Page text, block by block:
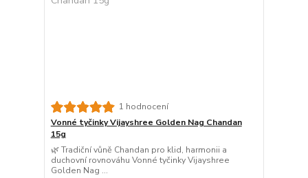
1 hodnocení
Vonné tyčinky Vijayshree Golden Nag Chandan
15g
🌿 Tradiční vůně Chandan pro klid, harmonii a
duchovní rovnováhu Vonné tyčinky Vijayshree
Golden Nag ...